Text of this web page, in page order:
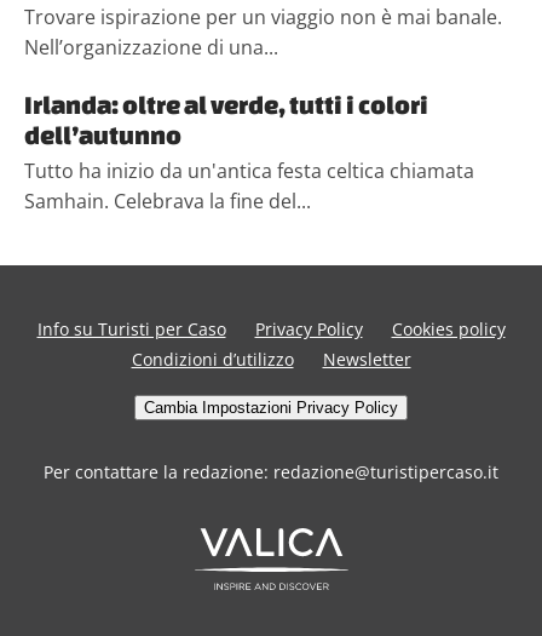
Trovare ispirazione per un viaggio non è mai banale.
Nell’organizzazione di una...
Irlanda: oltre al verde, tutti i colori
dell’autunno
Tutto ha inizio da un'antica festa celtica chiamata
Samhain. Celebrava la fine del...
Info su Turisti per Caso Privacy Policy
Cookies policy
Condizioni d’utilizzo
Newsletter
Cambia Impostazioni Privacy Policy
Per contattare la redazione: redazione@turistipercaso.it